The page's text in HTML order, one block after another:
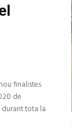
finalistes
de
tota la